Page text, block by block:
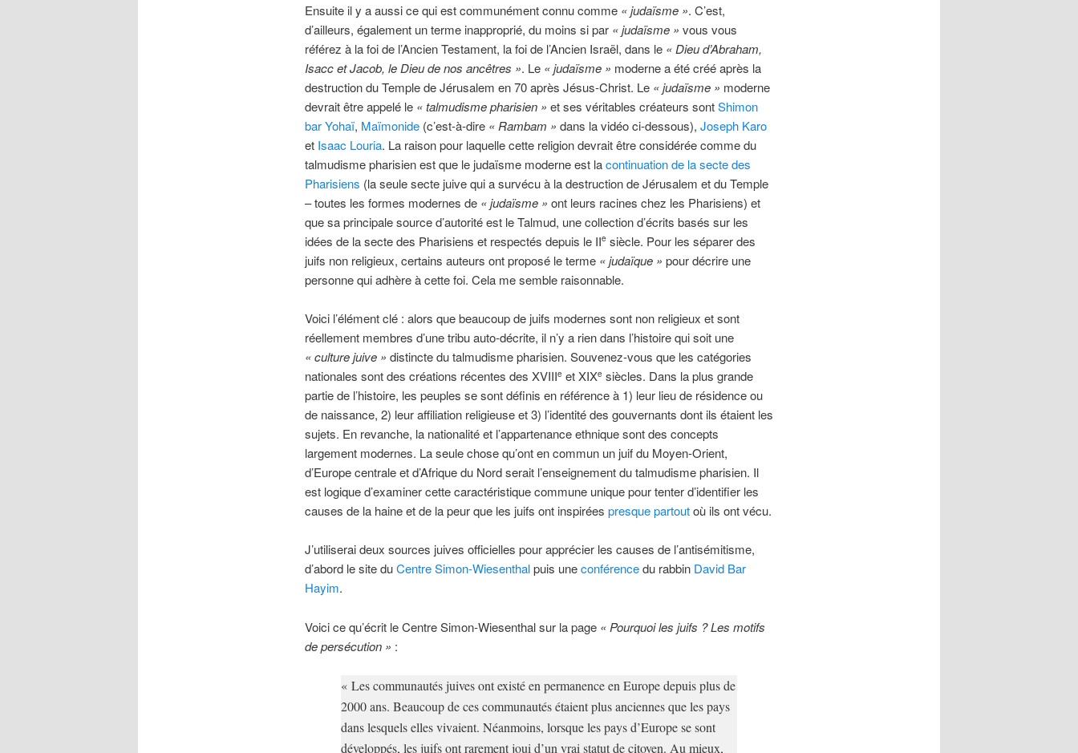
Ensuite il y a aussi ce qui est communément connu comme « judaïsme ». C’est,
d’ailleurs, également un terme inapproprié, du moins si par « judaïsme » vous vous
référez à la foi de l’Ancien Testament, la foi de l’Ancien Israël, dans le « Dieu d’Abraham,
Isacc et Jacob, le Dieu de nos ancêtres ». Le « judaïsme » moderne a été créé après la
destruction du Temple de Jérusalem en 70 après Jésus-Christ. Le « judaïsme » moderne
devrait être appelé le « talmudisme pharisien » et ses véritables créateurs sontShimon
bar Yohaï, Maïmonide(c’est-à-dire « Rambam » dans la vidéo ci-dessous), Joseph Karo
et Isaac Louria. La raison pour laquelle cette religion devrait être considérée comme du
talmudisme pharisien est que le judaïsme moderne est lacontinuation de la secte des
Pharisiens (la seule secte juive qui a survécu à la destruction de Jérusalem et du Temple
– toutes les formes modernes de « judaïsme » ont leurs racines chez les Pharisiens) et
que sa principale source d’autorité est le Talmud, une collection d’écrits basés sur les
idées de la secte des Pharisiens et respectés depuis le IIe siècle. Pour les séparer des
juifs non religieux, certains auteurs ont proposé le terme « judaïque » pour décrire une
personne qui adhère à cette foi. Cela me semble raisonnable.
Voici l’élément clé : alors que beaucoup de juifs modernes sont non religieux et sont
réellement membres d’une tribu auto-décrite, il n’y a rien dans l’histoire qui soit une
« culture juive » distincte du talmudisme pharisien. Souvenez-vous que les catégories
nationales sont des créations récentes des XVIIIe et XIXe siècles. Dans la plus grande
partie de l’histoire, les peuples se sont définis en référence à 1) leur lieu de résidence ou
de naissance, 2) leur affiliation religieuse et 3) l’identité des gouvernants dont ils étaient les
sujets. En revanche, la nationalité et l’appartenance ethnique sont des concepts
largement modernes. La seule chose qu’ont en commun un juif du Moyen-Orient,
d’Europe centrale et d’Afrique du Nord serait l’enseignement du talmudisme pharisien. Il
est logique d’examiner cette caractéristique commune unique pour tenter d’identifier les
causes de la haine et de la peur que les juifs ont inspirées presque partoutoù ils ont vécu.
J’utiliserai deux sources juives officielles pour apprécier les causes de l’antisémitisme,
d’abord le site duCentre Simon-Wiesenthalpuis uneconférencedu rabbin David Bar
Hayim.
Voici ce qu’écrit le Centre Simon-Wiesenthal sur la page « Pourquoi les juifs ? Les motifs
de persécution » :
« Les communautés juives ont existé en permanence en Europe depuis plus de
2000 ans. Beaucoup de ces communautés étaient plus anciennes que les pays
dans lesquels elles vivaient. Néanmoins, lorsque les pays d’Europe se sont
développés, les juifs ont rarement joui d’un vrai statut de citoyen. Au mieux,